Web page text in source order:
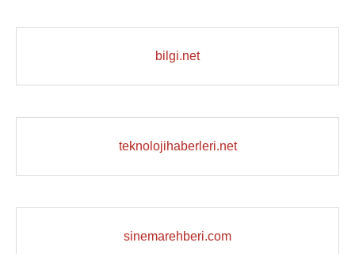
bilgi.net
teknolojihaberleri.net
sinemarehberi.com